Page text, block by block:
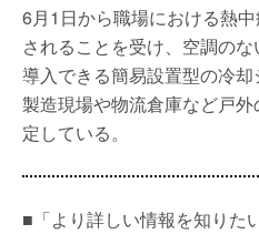
6月1日から職場における熱
されることを受け、空調の
導入できる簡易設置型の冷却
製造現場や物流倉庫など戸
定している。
■「より詳しい情報を知りた